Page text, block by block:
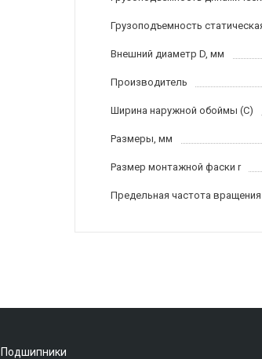
Грузоподъемность
Внешний диаметр D, мм
Производитель
Ширина наружной обоймы (C)
Размеры, мм
Размер монтажной фаски r
Предельная частота
Подшипники